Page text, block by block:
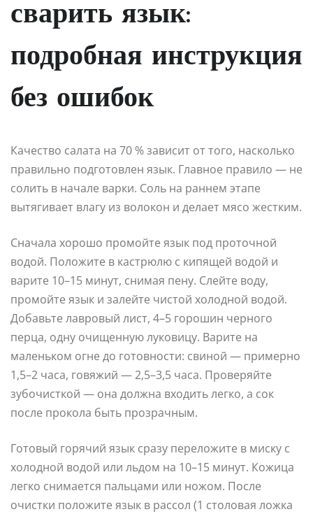
сварить язык:
подробная инструкция
без ошибок
Качество салата на 70 % зависит от того, насколько
правильно подготовлен язык. Главное правило — не
солить в начале варки. Соль на раннем этапе
вытягивает влагу из волокон и делает мясо жестким.
Сначала хорошо промойте язык под проточной
водой. Положите в кастрюлю с кипящей водой и
варите 10–15 минут, снимая пену. Слейте воду,
промойте язык и залейте чистой холодной водой.
Добавьте лавровый лист, 4–5 горошин черного
перца, одну очищенную луковицу. Варите на
маленьком огне до готовности: свиной — примерно
1,5–2 часа, говяжий — 2,5–3,5 часа. Проверяйте
зубочисткой — она должна входить легко, а сок
после прокола быть прозрачным.
Готовый горячий язык сразу переложите в миску с
холодной водой или льдом на 10–15 минут. Кожица
легко снимается пальцами или ножом. После
очистки положите язык в рассол (1 столовая ложка